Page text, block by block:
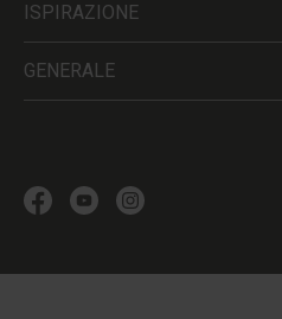
ISPIRAZIONE
GENERALE